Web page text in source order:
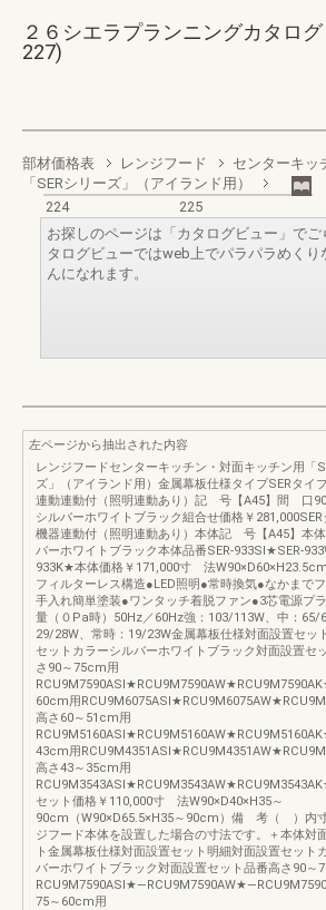
２６シエラプランニングカタロ
227)
部材価格表 レンジフード
センターキッ
「SERシリーズ」（アイランド用）
224
225
お探しのページは「カタログビュー」で
タログビューではweb上でパラパラめくり
んになれます。
左ページから抽出された内容
レンジフードセンターキッチン・対面キッチン用「
ズ」（アイランド用）金属幕板仕様タイプSERタイ
連動連動付（照明連動あり）記 号【A45】間 口
シルバーホワイトブラック組合せ価格￥
機器連動付（照明連動あり）本体記 号【A45】本
バーホワイトブラック本体品番SER-933SI★SER-
933K★本体価格￥171,000寸 法
フィルターレス構造●LED照明●常時換気●なかまで
手入れ簡単塗装●ワンタッチ着脱ファン●3芯電源プ
量（０Pa時）50Hz／60Hz強：103/113W、中：65/
29/28W、常時：19/23W金属幕板仕様対面設置セッ
セットカラーシルバーホワイトブラック対面設置セ
さ90～75cm用
60cm用
高さ60～51cm用
43cm用
高さ43～35cm用
セット価格￥110,000寸 法W90×D40×H35～
90cm（W90×D65.5×H35～90cm）備 考（ ）内
ジフード本体を設置した場合の寸法です。＋本体対
ト金属幕板仕様対面設置セット明細対面設置セット
バーホワイトブラック対面設置セット品番高さ90～
75～60cm用